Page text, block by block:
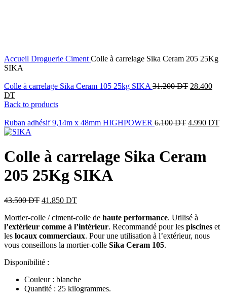
Accueil Droguerie Ciment Colle à carrelage Sika Ceram 205 25Kg
SIKA
Colle à carrelage Sika Ceram 105 25kg SIKA 31.200DT 28.400
DT
Back to products
Ruban adhésif 9,14m x 48mm HIGHPOWER 6.100DT 4.990 DT
Colle à carrelage Sika Ceram
205 25Kg SIKA
43.500DT 41.850 DT
Mortier-colle / ciment-colle de haute performance. Utilisé à
l’extérieur comme à l’intérieur. Recommandé pour les piscines et
les locaux commerciaux. Pour une utilisation à l’extérieur, nous
vous conseillons la mortier-colle Sika Ceram 105.
Disponibilité :
Couleur : blanche
Quantité : 25 kilogrammes.